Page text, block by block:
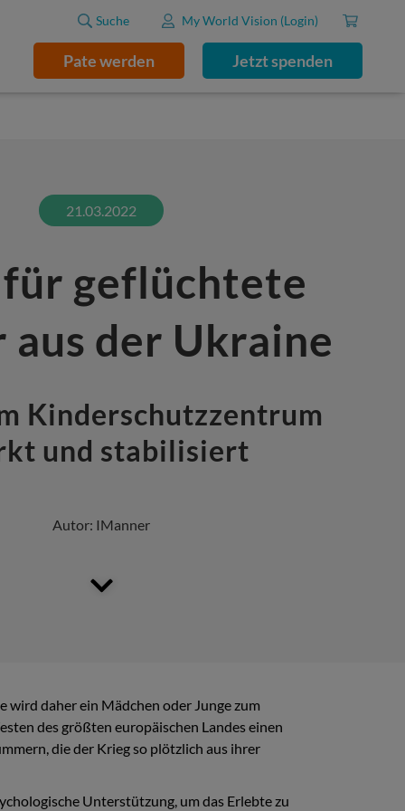
Pate werden Jetzt spenden
Suche My World Vision (Login)
21.03.2022
geflüchtete
aus der Ukraine
Kinderschutzzentrum
und stabilisiert
Autor: IManner
wird daher ein Mädchen oder Junge zum
des größten europäischen Landes einen
die der Krieg so plötzlich aus ihrer
Unterstützung, um das Erlebte zu